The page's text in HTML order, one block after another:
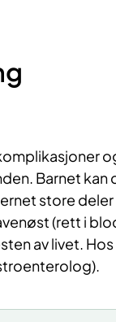
Barnet kan
store
(rett i
av livet.